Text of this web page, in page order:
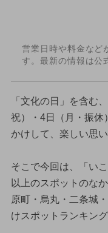
営業日時や料金など
す。最新の情報は公
「文化の日」を含む
祝）・4日（月・振休
かけして、楽しい思
そこで今回は、「い
以上のスポットのな
原町・烏丸・二条城
けスポットランキン